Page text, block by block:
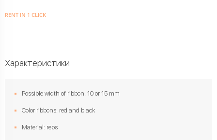
RENT IN 1 CLICK
Характеристики
Possible width of ribbon: 10 or 15 mm
Color ribbons: red and black
Material: reps